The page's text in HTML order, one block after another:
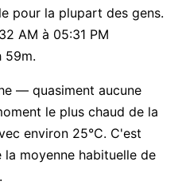
pour la plupart des gens.
AM à 05:31 PM
59m.
— quasiment aucune
le plus chaud de la
environ 25°C. C'est
la moyenne habituelle de